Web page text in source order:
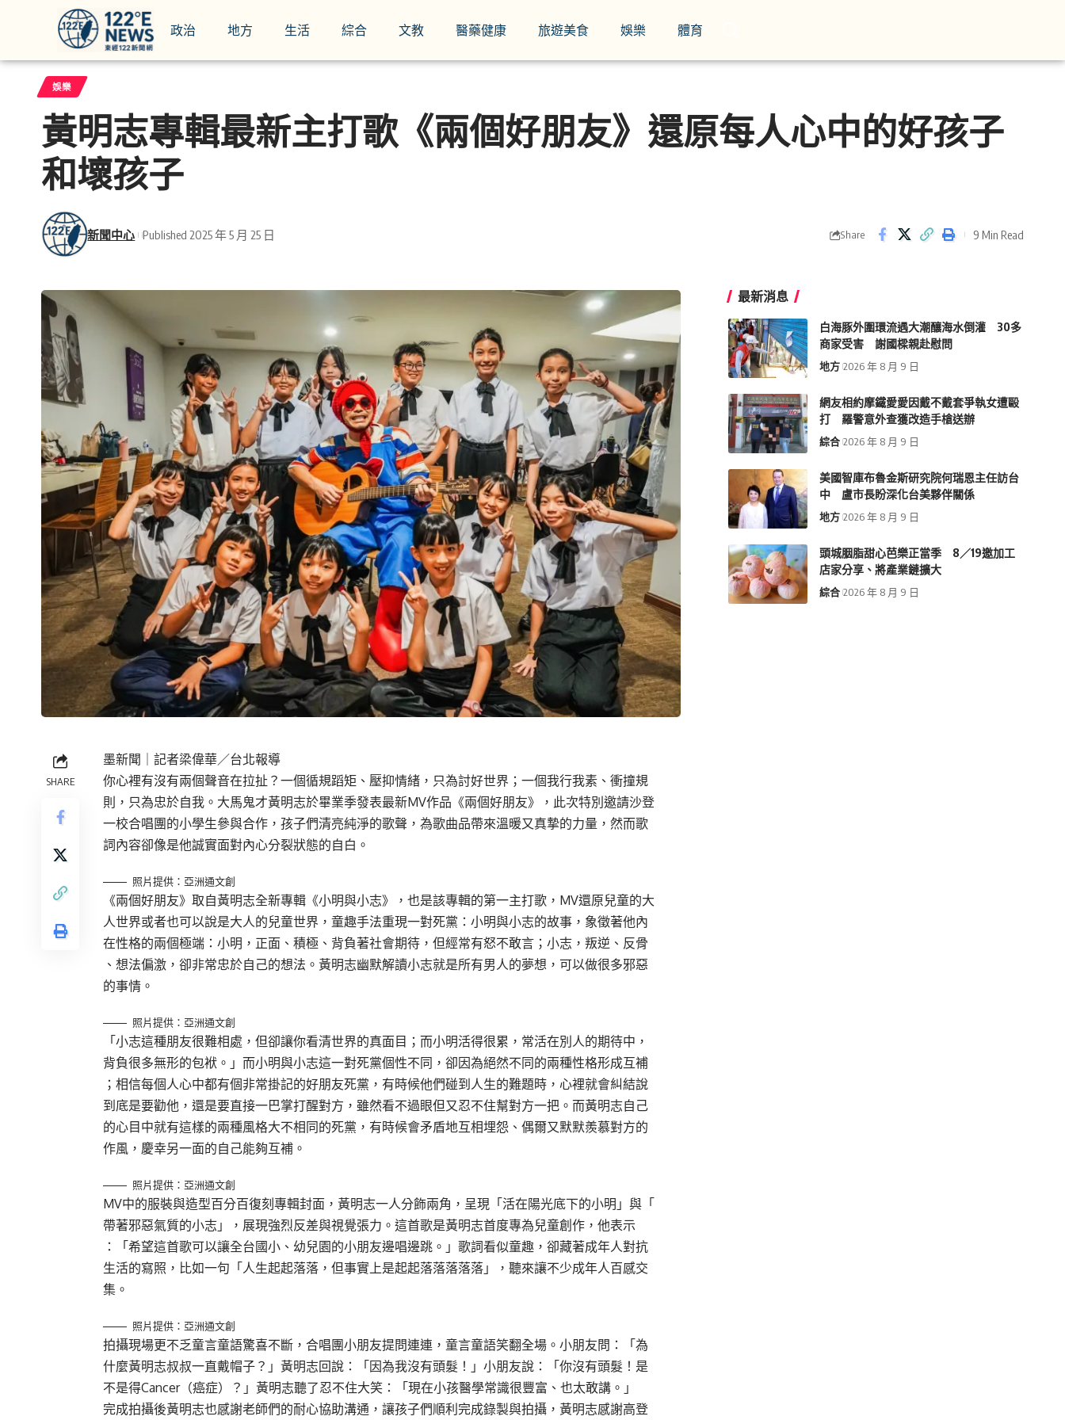
政治 地方 生活 綜合 文教 醫藥健康 旅遊美食 娛樂 體育
娛樂
黃明志專輯最新主打歌《兩個好朋友》還原每人心中的好孩子
和壞孩子
新聞中心 Published 2025 年 5 月 25 日 Share 9 Min Read
SHARE
墨新聞 ｜記者梁偉華／台北報導
你心裡有沒有兩個聲音在拉扯？一個循規蹈矩、壓抑情緒，只為討好世界；一個我行我素、衝撞規
則，只為忠於自我。大馬鬼才黃明志於畢業季發表最新MV作品《兩個好朋友》，此次特別邀請沙登
一校合唱團的小學生參與合作，孩子們清亮純淨的歌聲，為歌曲品帶來溫暖又真摯的力量，然而歌
詞內容卻像是他誠實面對內心分裂狀態的自白。
照片提供：亞洲通文創
《兩個好朋友》取自黃明志全新專輯《小明與小志》，也是該專輯的第一主打歌，MV還原兒童的大
人世界或者也可以說是大人的兒童世界，童趣手法重現一對死黨：小明與小志的故事，象徵著他內
在性格的兩個極端：小明，正面、積極、背負著社會期待，但經常有怒不敢言；小志，叛逆、反骨
、想法偏激，卻非常忠於自己的想法。黃明志幽默解讀小志就是所有男人的夢想，可以做很多邪惡
的事情。
照片提供：亞洲通文創
「小志這種朋友很難相處，但卻讓你看清世界的真面目；而小明活得很累，常活在別人的期待中，
背負很多無形的包袱。」而小明與小志這一對死黨個性不同，卻因為絕然不同的兩種性格形成互補
；相信每個人心中都有個非常掛記的好朋友死黨，有時候他們碰到人生的難題時，心裡就會糾結說
到底是要勸他，還是要直接一巴掌打醒對方，雖然看不過眼但又忍不住幫對方一把。而黃明志自己
的心目中就有這樣的兩種風格大不相同的死黨，有時候會矛盾地互相埋怨、偶爾又默默羨慕對方的
作風，慶幸另一面的自己能夠互補。
照片提供：亞洲通文創
MV中的服裝與造型百分百復刻專輯封面，黃明志一人分飾兩角，呈現「活在陽光底下的小明」與「
帶著邪惡氣質的小志」，展現強烈反差與視覺張力。這首歌是黃明志首度專為兒童創作，他表示
：「希望這首歌可以讓全台國小、幼兒園的小朋友邊唱邊跳。」歌詞看似童趣，卻藏著成年人對抗
生活的寫照，比如一句「人生起起落落，但事實上是起起落落落落落」，聽來讓不少成年人百感交
集。
照片提供：亞洲通文創
拍攝現場更不乏童言童語驚喜不斷，合唱團小朋友提問連連，童言童語笑翻全場。小朋友問：「為
什麼黃明志叔叔一直戴帽子？」黃明志回說：「因為我沒有頭髮！」小朋友說：「你沒有頭髮！是
不是得Cancer（癌症）？」黃明志聽了忍不住大笑：「現在小孩醫學常識很豐富、也太敢講。」
完成拍攝後黃明志也感謝老師們的耐心協助溝通，讓孩子們順利完成錄製與拍攝，黃明志感謝高登
最新消息
白海豚外圍環流遇大潮釀海水倒灌 30多
商家受害 謝國樑親赴慰問
地方 2026 年 8 月 9 日
網友相約摩鐵愛愛因戴不戴套爭執女遭毆
打 羅警意外查獲改造手槍送辦
綜合 2026 年 8 月 9 日
美國智庫布魯金斯研究院何瑞恩主任訪台
中 盧市長盼深化台美夥伴關係
地方 2026 年 8 月 9 日
頭城胭脂甜心芭樂正當季 8／19邀加工
店家分享、將產業鏈擴大
綜合 2026 年 8 月 9 日